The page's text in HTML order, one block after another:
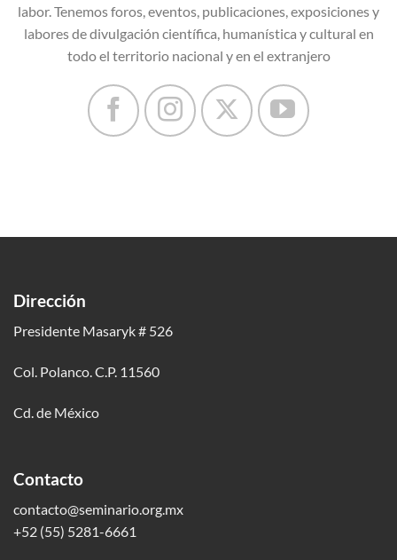
labor. Tenemos foros, eventos, publicaciones, exposiciones y
labores de divulgación científica, humanística y cultural en
todo el territorio nacional y en el extranjero
Dirección
Presidente Masaryk # 526
Col. Polanco. C.P. 11560
Cd. de México
Contacto
contacto@seminario.org.mx
+52 (55) 5281-6661